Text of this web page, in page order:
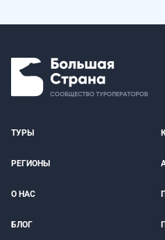
ТУРЫ
РЕГИОНЫ
О НАС
БЛОГ